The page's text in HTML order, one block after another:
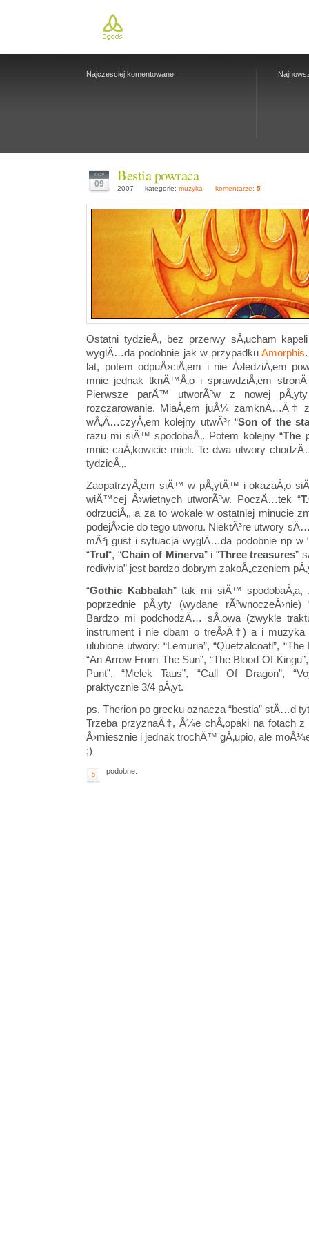
Najczesciej komentowane
nov
09 Bestia powraca
2007 kategorie: muzyka komentarze: 5
Ostatni tydzieÅ„ bez przerwy sÅ‚ucham
wyglÄ…da podobnie jak w przypadkuAmorphis
lat, potem odpuÅ›ciÅ‚em i nie Å›ledziÅ‚em
mnie jednak tknÄ™Å‚o i sprawdziÅ‚em
Pierwsze parÄ™ utworÃ³w z nowej
rozczarowanie. MiaÅ‚em juÅ¼ zamknÄ…Ä‡
wÅ‚Ä…czyÅ‚em kolejny utwÃ³r “Son of the
razu mi siÄ™ spodobaÅ‚. Potem kolejny “The
mnie caÅ‚kowicie mieli. Te dwa utwory
tydzieÅ„.
ZaopatrzyÅ‚em siÄ™ w pÅ‚ytÄ™ i okazaÅ‚o
wiÄ™cej Å›wietnych utworÃ³w. PoczÄ…tek “
odrzuciÅ‚, a za to wokale w ostatniej minucie
podejÅ›cie do tego utworu. NiektÃ³re utwory
mÃ³j gust i sytuacja wyglÄ…da podobnie np w
“Trul “, “Chain of Minerva” i “Three treasures”
redivivia” jest bardzo dobrym zakoÅ„czeniem
“Gothic Kabbalah” tak mi siÄ™ spodobaÅ‚a,
poprzednie pÅ‚yty (wydane rÃ³wnoczeÅ›nie)
Bardzo mi podchodzÄ… sÅ‚owa (zwykle
instrument i nie dbam o treÅ›Ä‡) a i muzyka
ulubione utwory: “Lemuria”, “Quetzalcoatl”,
“An Arrow From The Sun”, “The Blood Of
Punt”, “Melek Taus”, “Call Of Dragon”,
praktycznie 3/4 pÅ‚yt.
ps. Therion po grecku oznacza “bestia” stÄ…d
Trzeba przyznaÄ‡, Å¼e chÅ‚opaki na fotach
Å›miesznie i jednak trochÄ™ gÅ‚upio, ale
;)
5 podobne: